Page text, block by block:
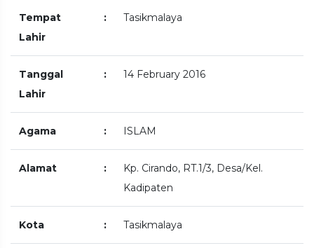
Tempat
Lahir
: Tasikmalaya
Tanggal
Lahir
: 14 February 2016
Agama : ISLAM
Alamat :
Kp. Cirando, RT.1/3, Desa/Kel.
Kadipaten
Kota : Tasikmalaya